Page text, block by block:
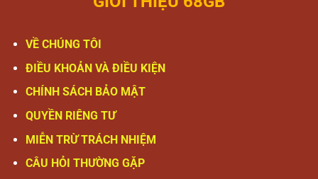
VỀ CHÚNG TÔI
ĐIỀU KHOẢN VÀ ĐIỀU KIỆN
CHÍNH SÁCH BẢO MẬT
QUYỀN RIÊNG TƯ
MIỄN TRỪ TRÁCH NHIỆM
CÂU HỎI THƯỜNG GẶP